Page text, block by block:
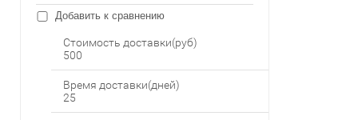
Добавить к сравнению
Стоимость доставки(руб)
500
Время доставки(дней)
25